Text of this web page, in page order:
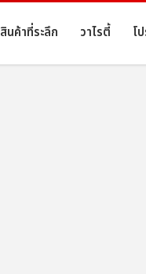
สินค้าที่ระลึก วาไรตี้ โ